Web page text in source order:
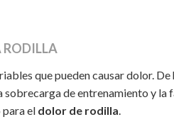
RODILLA
que pueden causar dolor. De
sobrecarga de entrenamiento y
el dolor de rodilla